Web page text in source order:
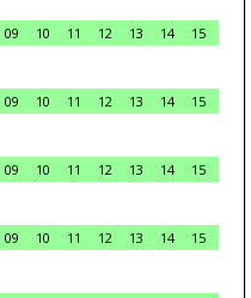
09 10 11 12 13 14
15
09 10 11 12 13 14
15
09 10 11 12 13 14
15
09 10 11 12 13 14
15